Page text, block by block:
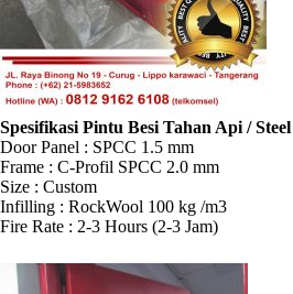
Spesifikasi Pintu Besi Tahan Api /
Door Panel : SPCC 1.5 mm
Frame : C-Profil SPCC 2.0 mm
Size : Custom
Infilling : RockWool 100 kg /m3
Fire Rate : 2-3 Hours (2-3 Jam)